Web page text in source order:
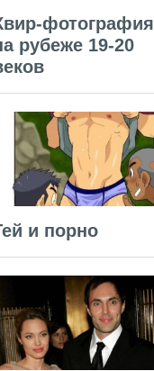
фотография
рубеже 19-20
и порно